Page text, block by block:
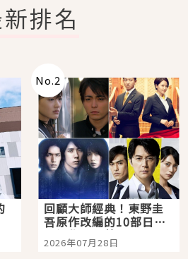
排名
No.2
回顧大師經典！東野圭
吾原作改編的10部日本
影視作品推薦
2026年07月28日